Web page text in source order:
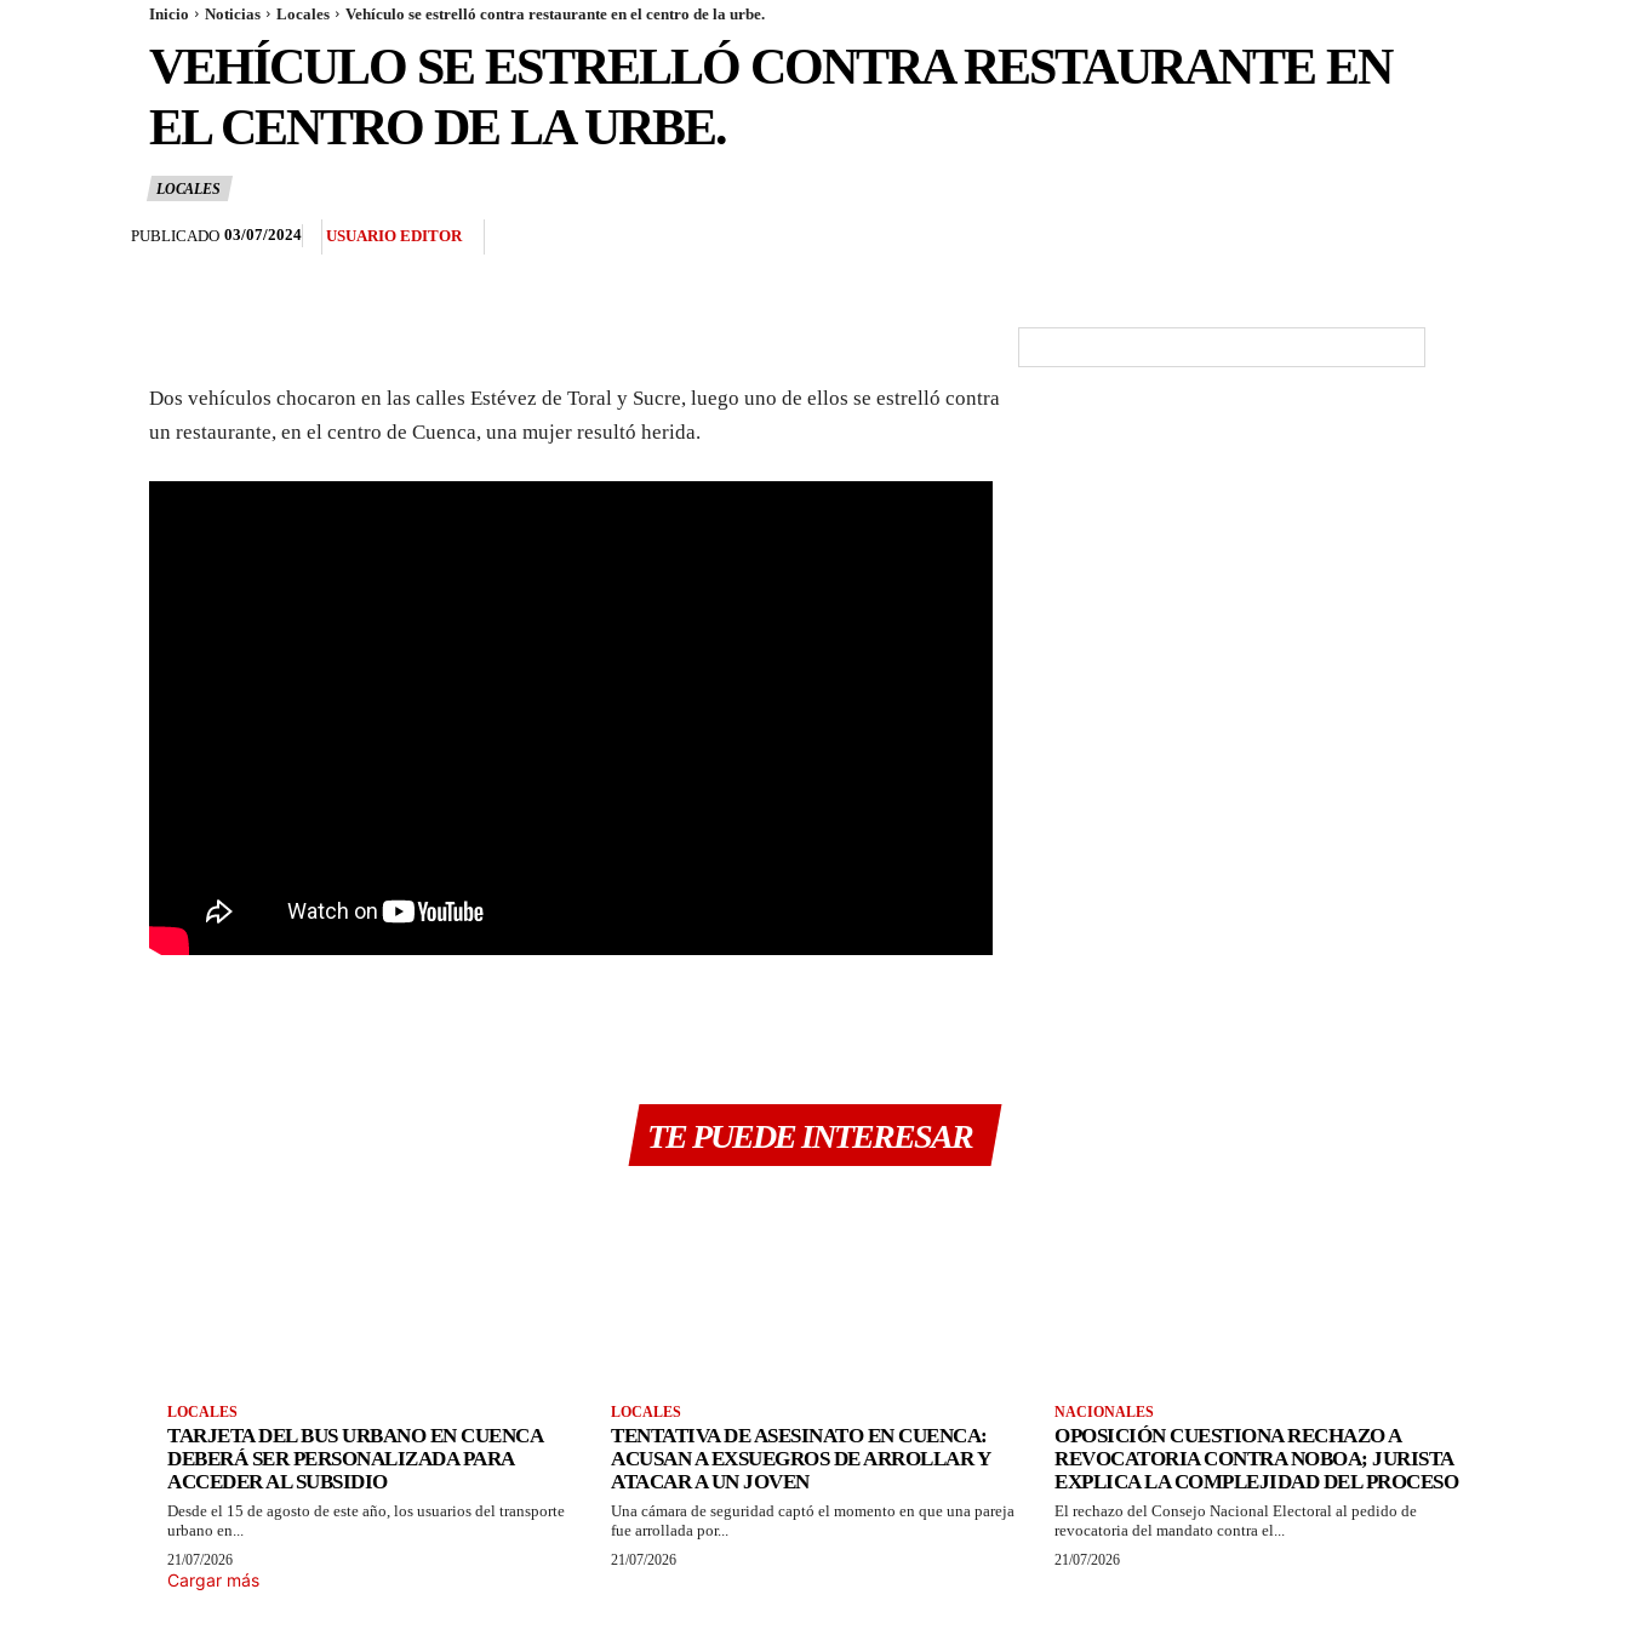
Inicio Noticias Locales Vehículo se estrelló contra restaurante en el centro de la urbe.
VEHÍCULO SE ESTRELLÓ CONTRA RESTAURANTE EN
EL CENTRO DE LA URBE.
LOCALES
PUBLICADO 03/07/2024 USUARIO EDITOR
Dos vehículos chocaron en las calles Estévez de Toral y Sucre, luego uno de ellos se estrelló contra
un restaurante, en el centro de Cuenca, una mujer resultó herida.
TE PUEDE INTERESAR
LOCALES
TARJETA DEL BUS URBANO EN CUENCA
DEBERÁ SER PERSONALIZADA PARA
ACCEDER AL SUBSIDIO
Desde el 15 de agosto de este año, los usuarios del transporte
urbano en...
21/07/2026
LOCALES
TENTATIVA DE ASESINATO EN CUENCA:
ACUSAN A EXSUEGROS DE ARROLLAR Y
ATACAR A UN JOVEN
Una cámara de seguridad captó el momento en que una pareja
fue arrollada por...
21/07/2026
NACIONALES
OPOSICIÓN CUESTIONA RECHAZO A
REVOCATORIA CONTRA NOBOA; JURISTA
EXPLICA LA COMPLEJIDAD DEL PROCESO
El rechazo del Consejo Nacional Electoral al pedido de
revocatoria del mandato contra el...
21/07/2026
Cargar más